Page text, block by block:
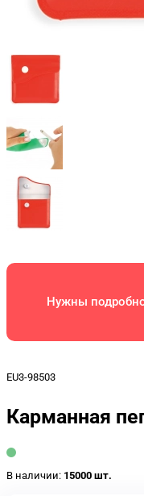
Нужны
EU3-98503
Карманная
В наличии: 15000 шт.